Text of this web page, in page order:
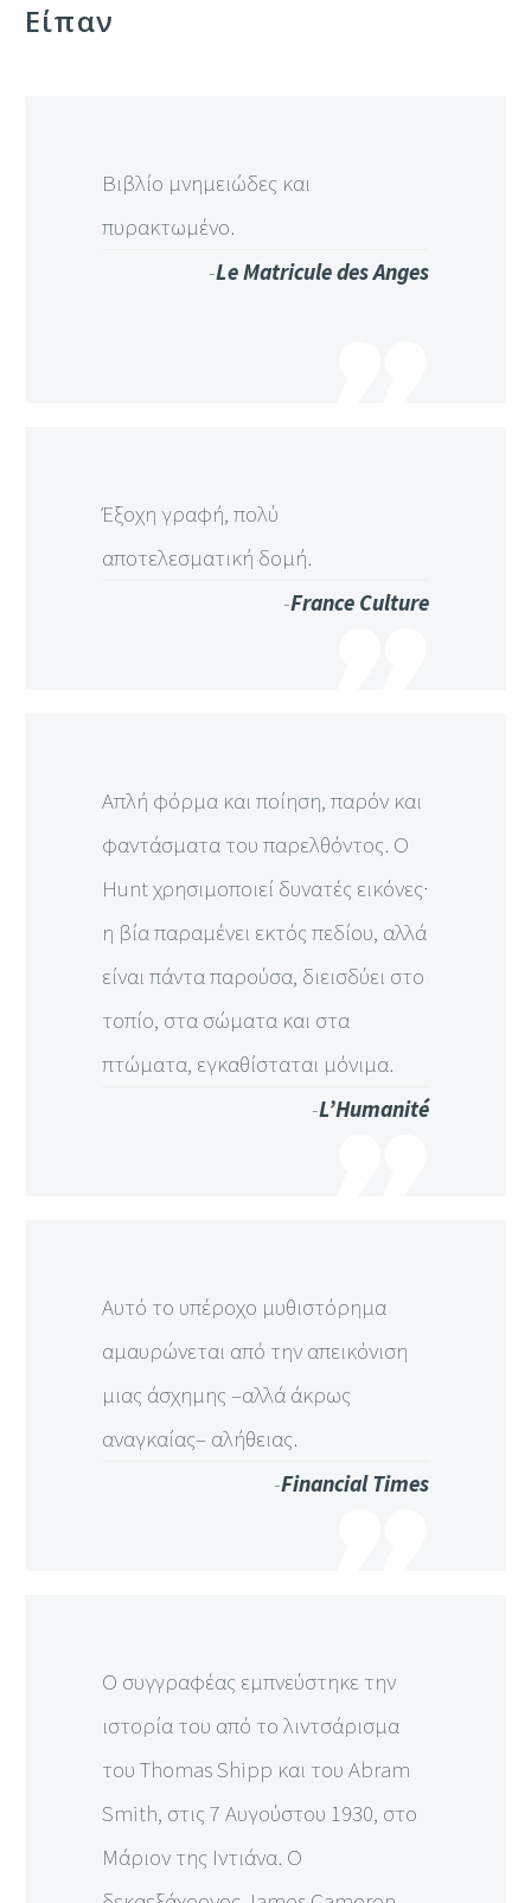
Eίπαν
Βιβλίο μνημειώδες και
πυρακτωμένο.
-Le Matricule des Anges
Έξοχη γραφή, πολύ
αποτελεσματική δομή.
-France Culture
Απλή φόρμα και ποίηση, παρόν και
φαντάσματα του παρελθόντος. Ο
Hunt χρησιμοποιεί δυνατές εικόνες·
η βία παραμένει εκτός πεδίου, αλλά
είναι πάντα παρούσα, διεισδύει στο
τοπίο, στα σώματα και στα
πτώματα, εγκαθίσταται μόνιμα.
-L’Humanité
Αυτό το υπέροχο μυθιστόρημα
αμαυρώνεται από την απεικόνιση
μιας άσχημης –αλλά άκρως
αναγκαίας– αλήθειας.
-Financial Times
Ο συγγραφέας εμπνεύστηκε την
ιστορία του από το λιντσάρισμα
του Thomas Shipp και του Abram
Smith, στις 7 Αυγούστου 1930, στο
Μάριον της Ιντιάνα. Ο